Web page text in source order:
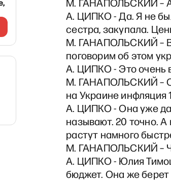
А. ЦИПКО - Да. Я не
сестра, закупала.
М. ГАНАПОЛЬСКИЙ –
поговорим об этом
А. ЦИПКО - Это очень
М. ГАНАПОЛЬСКИЙ –
на Украине инфляция
А. ЦИПКО - Она уже
называют. 20 точно.
растут намного
М. ГАНАПОЛЬСКИЙ –
А. ЦИПКО - Юлия
бюджет. Она же берет